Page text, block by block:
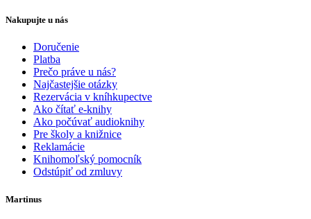
Nakupujte u nás
Doručenie
Platba
Prečo práve u nás?
Najčastejšie otázky
Rezervácia v kníhkupectve
Ako čítať e-knihy
Ako počúvať audioknihy
Pre školy a knižnice
Reklamácie
Knihomoľský pomocník
Odstúpiť od zmluvy
Martinus